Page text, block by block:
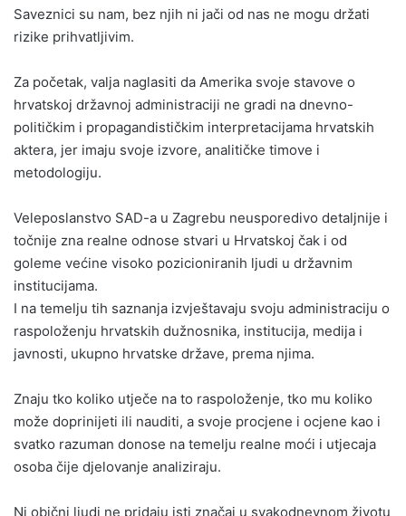
Saveznici su nam, bez njih ni jači od nas ne mogu držati
rizike prihvatljivim.
Za početak, valja naglasiti da Amerika svoje stavove o
hrvatskoj državnoj administraciji ne gradi na dnevno-
političkim i propagandističkim interpretacijama hrvatskih
aktera, jer imaju svoje izvore, analitičke timove i
metodologiju.
Veleposlanstvo SAD-a u Zagrebu neusporedivo detaljnije i
točnije zna realne odnose stvari u Hrvatskoj čak i od
goleme većine visoko pozicioniranih ljudi u državnim
institucijama.
I na temelju tih saznanja izvještavaju svoju administraciju o
raspoloženju hrvatskih dužnosnika, institucija, medija i
javnosti, ukupno hrvatske države, prema njima.
Znaju tko koliko utječe na to raspoloženje, tko mu koliko
može doprinijeti ili nauditi, a svoje procjene i ocjene kao i
svatko razuman donose na temelju realne moći i utjecaja
osoba čije djelovanje analiziraju.
Ni obični ljudi ne pridaju isti značaj u svakodnevnom životu